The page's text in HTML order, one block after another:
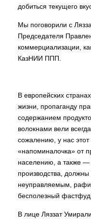
добиться текущего
Мы поговорили с
Председателя
коммерциализации,
КазНИИ ППП.
В европейских
жизни, пропаганду
содержанием
волокнами вели
сожалению, у нас
«напоминалочка» от
населению, а также —
производства,
неуправляемым,
бесполезный
В лице Ляззат